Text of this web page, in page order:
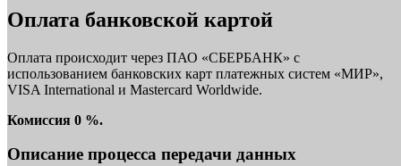
Оплата банковской картой
Оплата происходит через ПАО «СБЕРБАНК» с
использованием банковских карт платежных систем «МИР»,
VISA International и Mastercard Worldwide.
Комиссия 0 %.
Описание процесса передачи данных